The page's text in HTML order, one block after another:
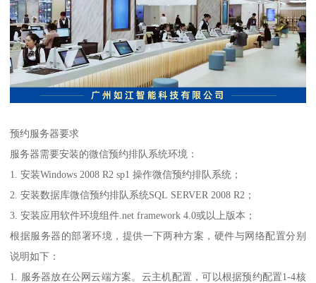
预约服务器要求
服务器需要安装的微信预约排队系统环境：
1. 安装Windows 2008 R2 sp1 操作微信预约排队系统；
2. 安装数据库微信预约排队系统SQL SERVER 2008 R2；
3. 安装应用软件环境组件.net framework 4.0或以上版本；
根据服务器的部署环境，提供一下两种方案，硬件与网络配置分别
说明如下：
1. 服务器放在公网云端方案。云主机配置，可以根据预约配置1-4核